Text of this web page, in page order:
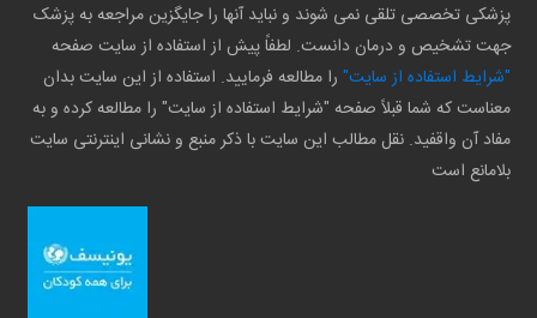
پزشکی تخصصی تلقی نمی شوند و نباید آنها را جایگزین مراجعه به پزشک
جهت تشخیص و درمان دانست. لطفاً پیش از استفاده از سایت صفحه
"شرایط استفاده از سایت" را مطالعه فرمایید. استفاده از این سایت بدان
معناست که شما قبلاً صفحه "شرایط استفاده از سایت" را مطالعه کرده و به
مفاد آن واقفید. نقل مطالب این سایت با ذکر منبع و نشانی اینترنتی سایت
بلامانع است